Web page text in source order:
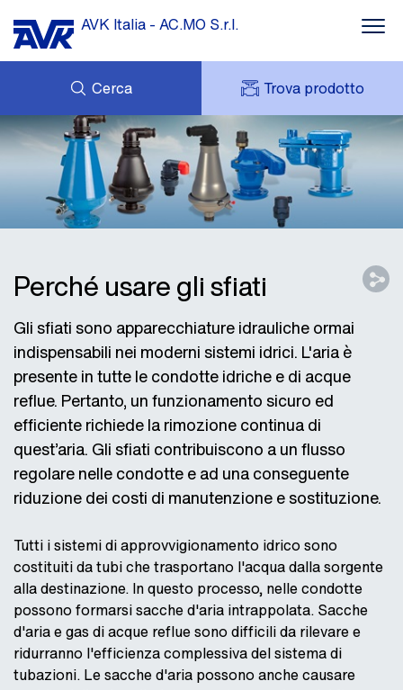
AVK Italia - AC.MO S.r.l.
Cerca Trova prodotto
DOWNLOADS
IL GRUPPO AVK
CONTATTI
RETE VENDITA
SUPPORTO
MY AVK
AVK HOLDING (GROUP)
Perché usare gli sfiati
Gli sfiati sono apparecchiature idrauliche ormai
indispensabili nei moderni sistemi idrici. L'aria è
presente in tutte le condotte idriche e di acque
reflue. Pertanto, un funzionamento sicuro ed
efficiente richiede la rimozione continua di
quest’aria. Gli sfiati contribuiscono a un flusso
regolare nelle condotte e ad una conseguente
riduzione dei costi di manutenzione e sostituzione.
Tutti i sistemi di approvvigionamento idrico sono
costituiti da tubi che trasportano l'acqua dalla sorgente
alla destinazione. In questo processo, nelle condotte
possono formarsi sacche d'aria intrappolata. Sacche
d'aria e gas di acque reflue sono difficili da rilevare e
ridurranno l'efficienza complessiva del sistema di
tubazioni. Le sacche d'aria possono anche causare